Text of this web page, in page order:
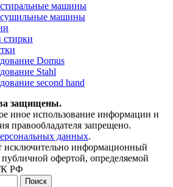
машины
машины
Domus
Stahl
second hand
защищены.
иное использование информации и
правообладателя запрещено.
данных.
исключительно информационный
публичной офертой, определяемой
РФ
Поиск